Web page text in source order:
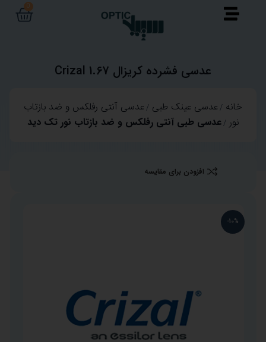
عدسی فشرده کریزال Crizal 1.67
خانه عدسی عینک طبی عدسی آنتی رفلکس و ضد بازتاب
نور عدسی طبی آنتی رفلکس و ضد بازتاب نور تک دید
افزودن برای مقایسه
-10%